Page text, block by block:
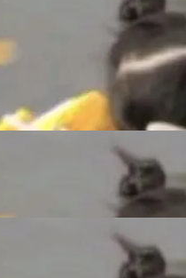
辑：Delt
...
逊、Alpha
相比，Spa
然而，支
不同的面
充沛的经
Spark
话概括：
install.
规划、写
绍，Muse
。这些后
谱校
视野。整个
控制难度
TENT。